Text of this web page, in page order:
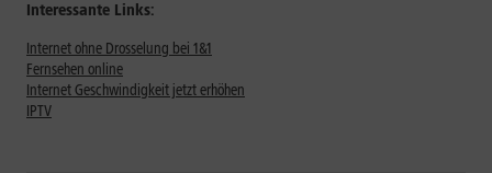
Interessante Links:
Internet ohne Drosselung bei 1&1
Fernsehen online
Internet Geschwindigkeit jetzt erhöhen
IPTV